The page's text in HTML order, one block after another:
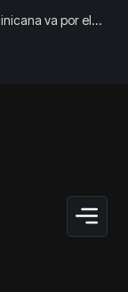
va por el
por Acento